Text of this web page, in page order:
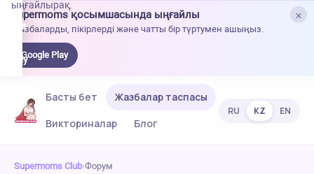
×
Supermoms қосымшасында ыңғайлы
Жазбаларды, пікірлерді және чатты бір түртумен ашыңыз.
Google Play
ыңғайлырақ.
Басты бет
Жазбалар таспасы
Викториналар
Блог
RU KZ EN
Supermoms Club›Форум